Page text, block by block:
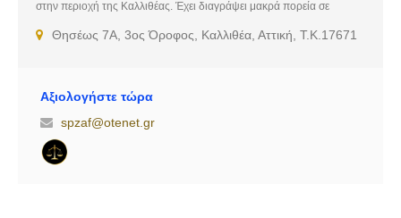
στην περιοχή της Καλλιθέας. Έχει διαγράψει μακρά πορεία σε
ληξιπρόθεσμων, ακίνητα και κτηματολόγιο. Επίσης, εξειδικεύεται στα
Θησέως 7Α, 3ος Όροφος, Καλλιθέα, Αττική, Τ.Κ.17671
Αξιολογήστε τώρα
spzaf@otenet.gr